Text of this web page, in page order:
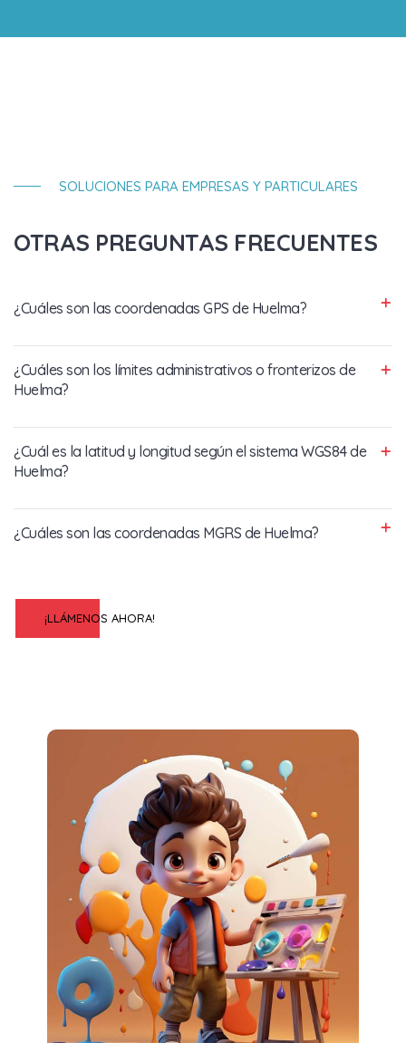
SOLUCIONES PARA EMPRESAS Y PARTICULARES
OTRAS PREGUNTAS FRECUENTES
¿Cuáles son las coordenadas GPS de Huelma?
¿Cuáles son los límites administrativos o fronterizos de
Huelma?
¿Cuál es la latitud y longitud según el sistema WGS84 de
Huelma?
¿Cuáles son las coordenadas MGRS de Huelma?
¡LLÁMENOS AHORA!